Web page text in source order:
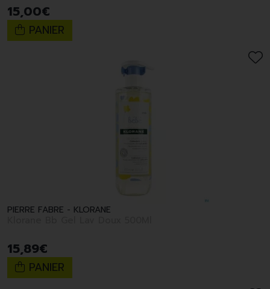
15,00€
PANIER
PIERRE FABRE - KLORANE
15,89€
PANIER